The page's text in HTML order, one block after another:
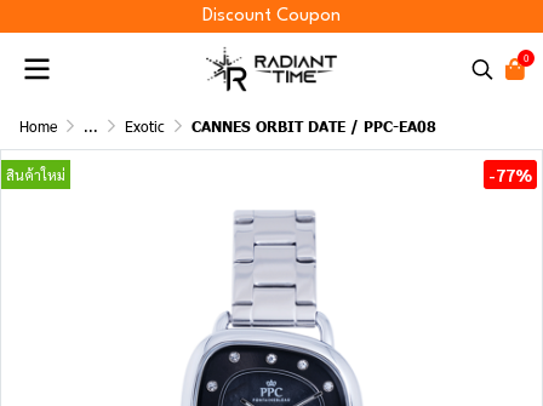
Discount Coupon
0
Home ... Exotic CANNES ORBIT DATE / PPC-EA08
สินค้าใหม่ -77%